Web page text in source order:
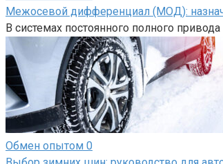
Межосевой дифференциал (МОД):
В системах постоянного полного
Обмен опытом 0